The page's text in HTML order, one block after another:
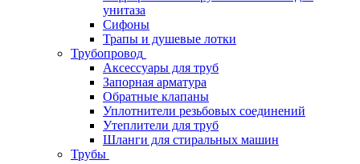
унитаза
Сифоны
Трапы и душевые лотки
Трубопровод
Аксессуары для труб
Запорная арматура
Обратные клапаны
Уплотнители резьбовых соединений
Утеплители для труб
Шланги для стиральных машин
Трубы